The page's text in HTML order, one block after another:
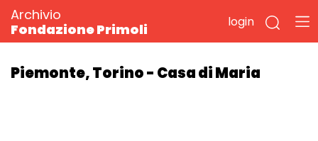
Archivio
Fondazione Primoli
login
Piemonte, Torino - Casa di Maria